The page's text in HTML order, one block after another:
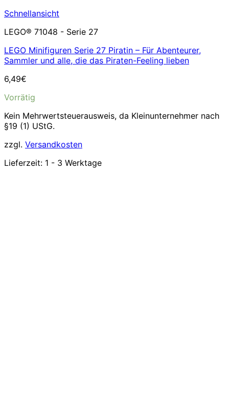
Schnellansicht
LEGO® 71048 - Serie 27
LEGO Minifiguren Serie 27 Piratin – Für Abenteurer,
Sammler und alle, die das Piraten-Feeling lieben
6,49€
Vorrätig
Kein Mehrwertsteuerausweis, da Kleinunternehmer nach
§19 (1) UStG.
zzgl. Versandkosten
Lieferzeit: 1 - 3 Werktage